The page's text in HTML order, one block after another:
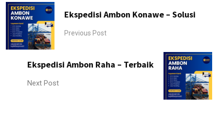
Ekspedisi Ambon Konawe – Solusi
Previous Post
Ekspedisi Ambon Raha – Terbaik
Next Post